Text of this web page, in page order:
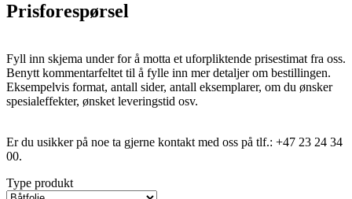
Prisforespørsel
Fyll inn skjema under for å motta et uforpliktende prisestimat fra oss.
Benytt kommentarfeltet til å fylle inn mer detaljer om bestillingen.
Eksempelvis format, antall sider, antall eksemplarer, om du ønsker
spesialeffekter, ønsket leveringstid osv.
Er du usikker på noe ta gjerne kontakt med oss på tlf.: +47 23 24 34
00.
Type produkt